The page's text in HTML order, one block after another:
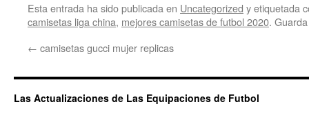
Esta entrada ha sido publicada en Uncategorized y etiquetada
camisetas liga china, mejores camisetas de futbol 2020.
← camisetas gucci mujer replicas
Las Actualizaciones de Las Equipaciones de Futbol